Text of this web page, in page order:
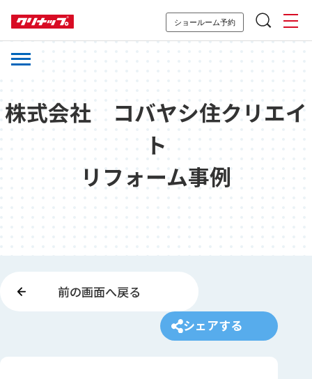
ショールーム予約
株式会社 コバヤシ住クリエイ
ト
リフォーム事例
前の画面へ戻る
シェアする